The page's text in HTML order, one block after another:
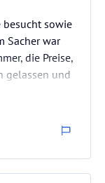
besucht sowie
Sacher war
die Preise,
gelassen und
die Damen
die
haben
und